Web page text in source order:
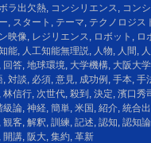
ラ出欠熱, コンシリエンス, コン
, スタート , テーマ, テクノロジス
映像, レジリエンス, ロボット , ロ
能, 人工知能無理説, 人物, 人間 ,
, 回答, 地球環境, 大学機構, 大阪大
, 対談, 必須, 意見, 成功例 , 手本, 手
, 林信行, 次世代, 殺到 , 決定, 濱口秀
級論, 神経, 簡単, 米国 , 紹介, 統合
, 観客, 解釈, 訓練, 記述, 認知, 認知論
, 開講, 阪大, 集約, 革新